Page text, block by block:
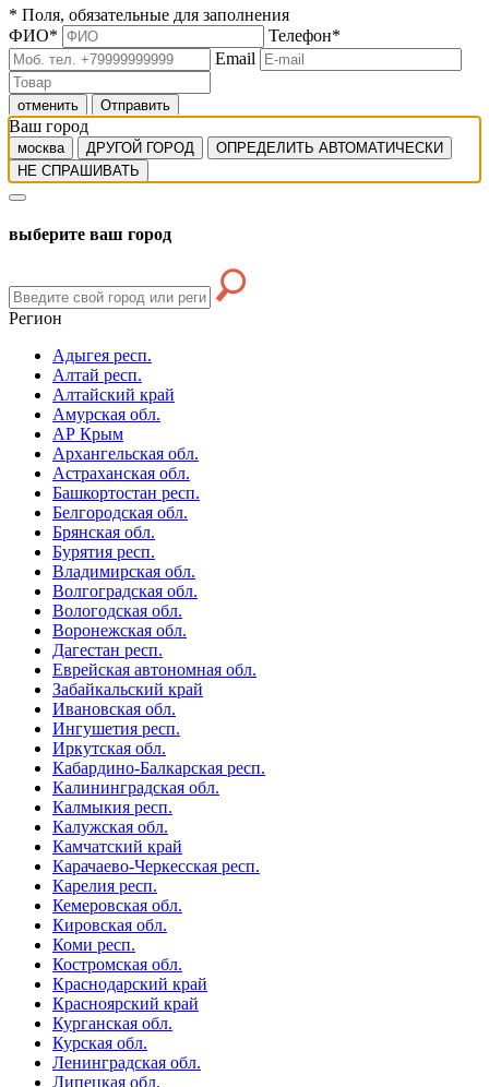
* Поля, обязательные для заполнения
ФИО* Телефон*
Email
отменить Отправить
Ваш город
москва ДРУГОЙ ГОРОД
ОПРЕДЕЛИТЬ АВТОМАТИЧЕСКИ
НЕ СПРАШИВАТЬ
выберите ваш город
Регион
Адыгея респ.
Алтай респ.
Алтайский край
Амурская обл.
АР Крым
Архангельская обл.
Астраханская обл.
Башкортостан респ.
Белгородская обл.
Брянская обл.
Бурятия респ.
Владимирская обл.
Волгоградская обл.
Вологодская обл.
Воронежская обл.
Дагестан респ.
Еврейская автономная обл.
Забайкальский край
Ивановская обл.
Ингушетия респ.
Иркутская обл.
Кабардино-Балкарская респ.
Калининградская обл.
Калмыкия респ.
Калужская обл.
Камчатский край
Карачаево-Черкесская респ.
Карелия респ.
Кемеровская обл.
Кировская обл.
Коми респ.
Костромская обл.
Краснодарский край
Красноярский край
Курганская обл.
Курская обл.
Ленинградская обл.
Липецкая обл.